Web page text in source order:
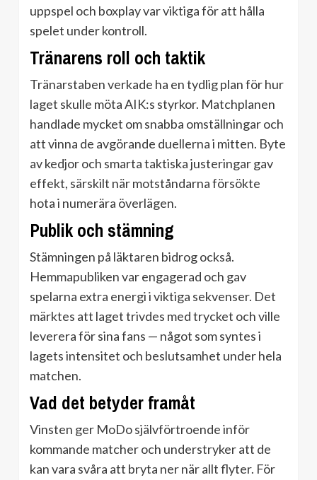
uppspel och boxplay var viktiga för att hålla
spelet under kontroll.
Tränarens roll och taktik
Tränarstaben verkade ha en tydlig plan för hur
laget skulle möta AIK:s styrkor. Matchplanen
handlade mycket om snabba omställningar och
att vinna de avgörande duellerna i mitten. Byte
av kedjor och smarta taktiska justeringar gav
effekt, särskilt när motståndarna försökte
hota i numerära överlägen.
Publik och stämning
Stämningen på läktaren bidrog också.
Hemmapubliken var engagerad och gav
spelarna extra energi i viktiga sekvenser. Det
märktes att laget trivdes med trycket och ville
leverera för sina fans — något som syntes i
lagets intensitet och beslutsamhet under hela
matchen.
Vad det betyder framåt
Vinsten ger MoDo självförtroende inför
kommande matcher och understryker att de
kan vara svåra att bryta ner när allt flyter. För